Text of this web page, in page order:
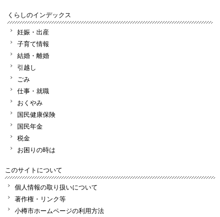
くらしのインデックス
妊娠・出産
子育て情報
結婚・離婚
引越し
ごみ
仕事・就職
おくやみ
国民健康保険
国民年金
税金
お困りの時は
このサイトについて
個人情報の取り扱いについて
著作権・リンク等
小樽市ホームページの利用方法